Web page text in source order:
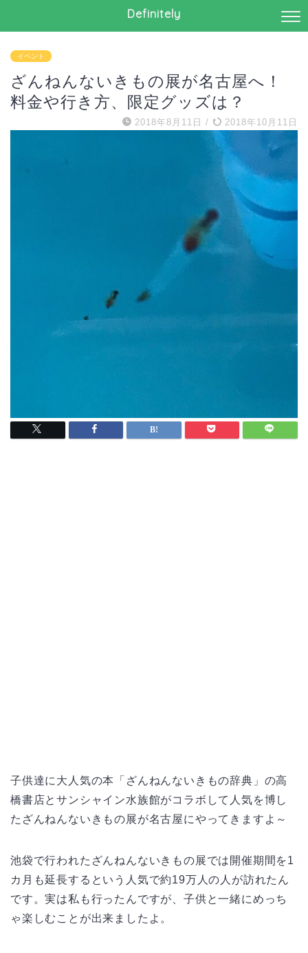
Definitely
イベント
ざんねんないきもの展が名古屋へ！
料金や行き方、限定グッズは？
2018年8月11日 / 2018年10月11日
子供達に大人気の本「ざんねんないきもの辞典」の高
橋書店とサンシャイン水族館がコラボして人気を博し
たざんねんないきもの展が名古屋にやってきますよ～
池袋で行われたざんねんないきもの展では開催期間を1
カ月も延長するという人気で約19万人の人が訪れたん
です。実は私も行ったんですが、子供と一緒にめっち
ゃ楽しむことが出来ましたよ。